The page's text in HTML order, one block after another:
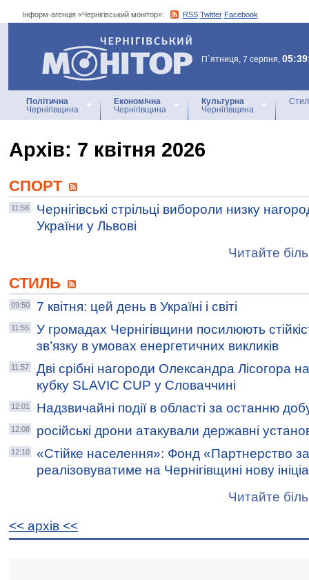
Інформ-агенція «Чернігівський монітор»: RSS Twitter Facebook
Інформ-агенція
«Чернігівський монітор»
П`ятниця, 7 серпня,
Політична
Чернігівщина
Економічна
Чернігівщина
Культурна
Чернігівщина
Архiв: 7 квітня 2026
СПОРТ
11:58
Чернігівські стрільці вибороли низку
України у Львові
Читайте
СТИЛЬ
09:50 7 квітня: цей день в Україні і світі
11:55
У громадах Чернігівщини посилюють
зв’язку в умовах енергетичних викликів
11:57
Дві срібні нагороди Олександра Лісогора
кубку SLAVIC CUP у Словаччині
12:01 Надзвичайні події в області за останню
12:08 російські дрони атакували державні
12:10
«Стійке населення»: Фонд «Партнерство
реалізовуватиме на Чернігівщині нову
Читайте
<< архiв <<